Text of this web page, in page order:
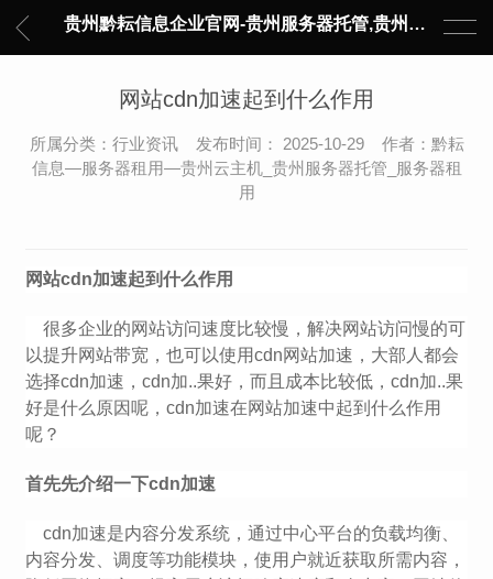
贵州黔耘信息企业官网-贵州服务器托管,贵州主机托管,云服务器托管,数据中心托管,网络设备托管,服务器租用,托管服务提供商,服务器管理-黔耘信息 贵州数据中心机柜租用-专业贵州IDC托管服务器维修
网站cdn加速起到什么作用
所属分类：行业资讯 发布时间： 2025-10-29 作者：黔耘
信息—服务器租用—贵州云主机_贵州服务器托管_服务器租
用
网站cdn加速起到什么作用
很多企业的网站访问速度比较慢，解决网站访问慢的可
以提升网站带宽，也可以使用cdn网站加速，大部人都会
选择cdn加速，cdn加..果好，而且成本比较低，cdn加..果
好是什么原因呢，cdn加速在网站加速中起到什么作用
呢？
首先先介绍一下cdn加速
cdn加速是内容分发系统，通过中心平台的负载均衡、
内容分发、调度等功能模块，使用户就近获取所需内容，